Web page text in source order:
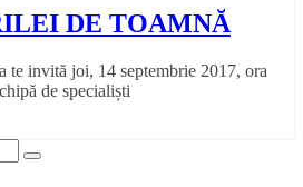
DE TOAMNĂ
invită joi, 14 septembrie 2017, ora
de specialiști